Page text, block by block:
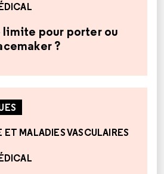
limite pour porter ou
?
MALADIES VASCULAIRES